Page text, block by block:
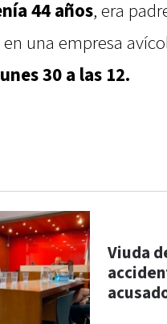
44 años, era
una empresa
30 a las 12.
Viuda